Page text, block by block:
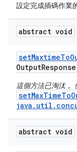
設定完成插碼作業
abstract void
setMaxtimeTo
Output
這個方法已淘汰，
abstract void